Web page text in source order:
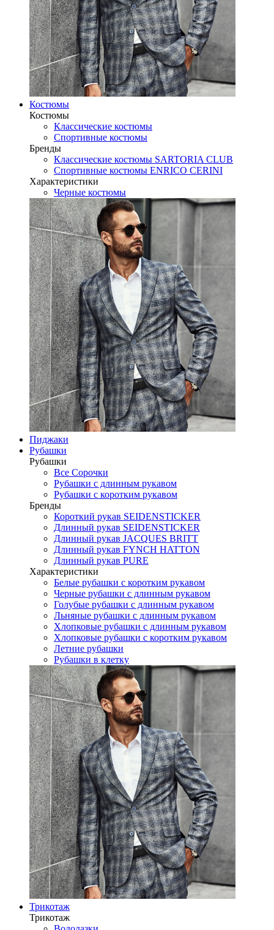
Костюмы
Костюмы
Классические костюмы
Спортивные костюмы
Бренды
Классические костюмы SARTORIA CLUB
Спортивные костюмы ENRICO CERINI
Характеристики
Черные костюмы
Пиджаки
Рубашки
Рубашки
Все Сорочки
Рубашки с длинным рукавом
Рубашки с коротким рукавом
Бренды
Короткий рукав SEIDENSTICKER
Длинный рукав SEIDENSTICKER
Длинный рукав JAСQUES BRITT
Длинный рукав FYNCH HATTON
Длинный рукав PURE
Характеристики
Белые рубашки с коротким рукавом
Черные рубашки с длинным рукавом
Голубые рубашки с длинным рукавом
Льняные рубашки с длинным рукавом
Хлопковые рубашки с длинным рукавом
Хлопковые рубашки с коротким рукавом
Летние рубашки
Рубашки в клетку
Трикотаж
Трикотаж